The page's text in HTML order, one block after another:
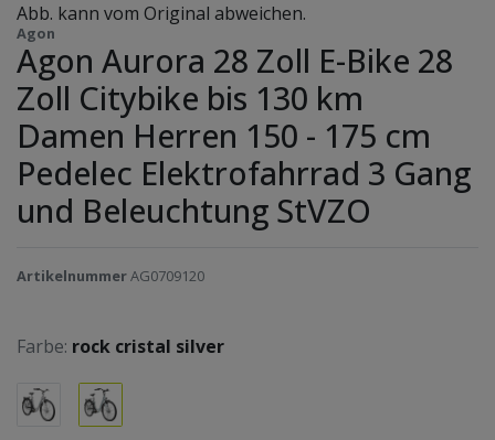
Abb. kann vom Original abweichen.
Agon
Agon Aurora 28 Zoll E-Bike 28
Zoll Citybike bis 130 km
Damen Herren 150 - 175 cm
Pedelec Elektrofahrrad 3 Gang
und Beleuchtung StVZO
ArtikelnummerAG0709120
Farbe: rock cristal silver